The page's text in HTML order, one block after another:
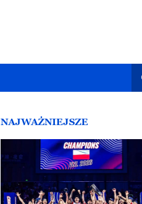
NAJWAŻNIEJSZE